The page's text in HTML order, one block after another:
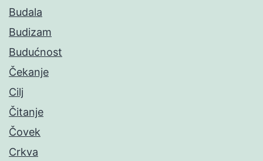
Budala
Budizam
Budućnost
Čekanje
Cilj
Čitanje
Čovek
Crkva